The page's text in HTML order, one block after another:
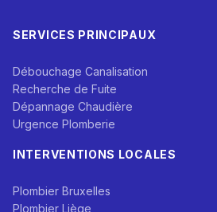
SERVICES PRINCIPAUX
Débouchage Canalisation
Recherche de Fuite
Dépannage Chaudière
Urgence Plomberie
INTERVENTIONS LOCALES
Plombier Bruxelles
Plombier Liège